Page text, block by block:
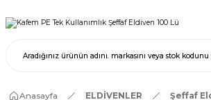
Anasayfa ELDİVENLER Şeffaf